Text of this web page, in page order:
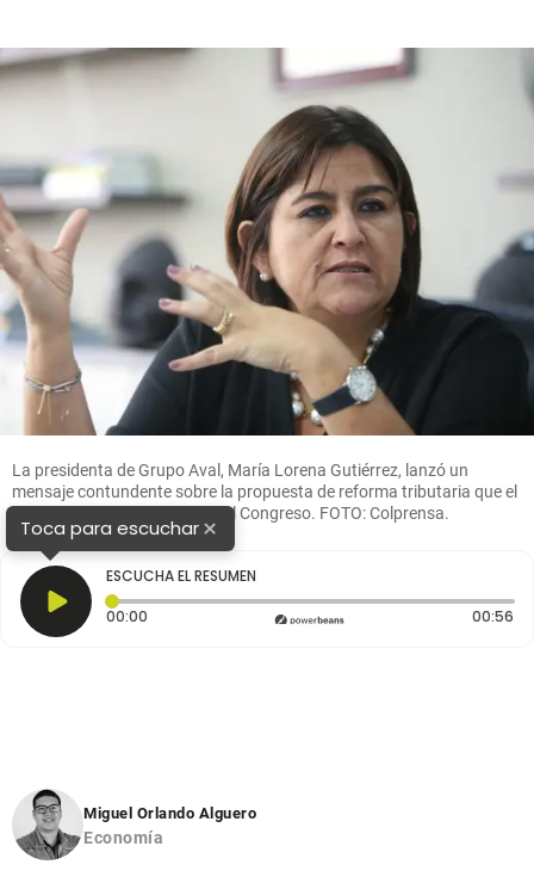
La presidenta de Grupo Aval, María Lorena Gutiérrez, lanzó un
mensaje contundente sobre la propuesta de reforma tributaria que el
Gobierno Nacional radicó en el Congreso. FOTO: Colprensa.
Toca para escuchar×
ESCUCHA EL RESUMEN
00:00 Tiempo transcurrido: 0 segundos 00:56
Miguel Orlando Alguero
Economía